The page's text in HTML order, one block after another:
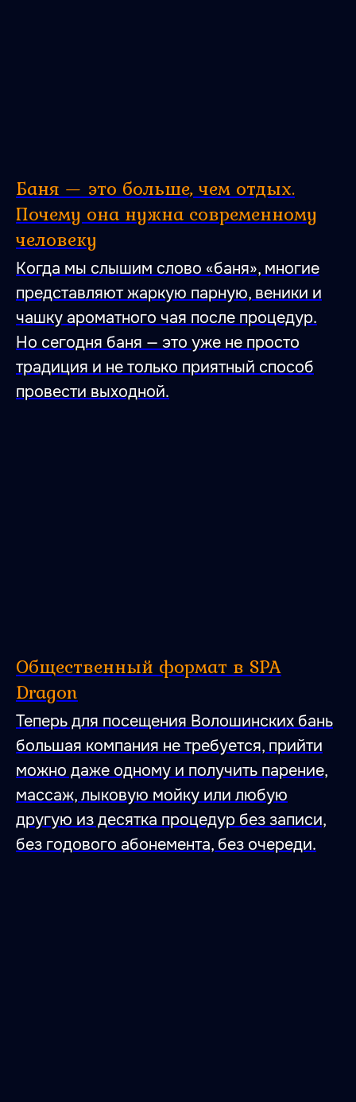
Баня — это больше, чем отдых.
Почему она нужна современному
человеку
Когда мы слышим слово «баня», многие
представляют жаркую парную, веники и
чашку ароматного чая после процедур.
Но сегодня баня — это уже не просто
традиция и не только приятный способ
провести выходной.
Общественный формат в SPA
Dragon
Теперь для посещения Волошинских бань
большая компания не требуется, прийти
можно даже одному и получить парение,
массаж, лыковую мойку или любую
другую из десятка процедур без записи,
без годового абонемента, без очереди.